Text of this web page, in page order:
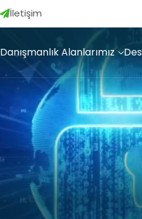
İletişim
Danışmanlık Alanlarımız